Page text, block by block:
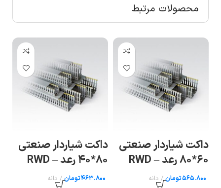
محصولات مرتبط
صنعتی
۸۰*۴۰ رعد – RWD
داکت شیاردار صنعتی
۸۰*۸۰ رعد RWD
80×۸۰
ترمینال
ارت با پیچ
ریل سایز ۱۶ رعد